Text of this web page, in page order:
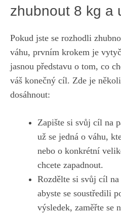
zhubnout 8 kg a
Pokud ⁤jste se rozhodli
váhu, prvním krokem ⁤je
jasnou představu o‌ tom,⁣ co
váš konečný cíl. Zde ‍je
dosáhnout:
Zapište si svůj cíl‌ na
už se jedná o váhu,
nebo o⁣ konkrétní
chcete zapadnout.
Rozdělte si svůj cíl
abyste⁢ se soustředili
výsledek, ​zaměřte se⁢